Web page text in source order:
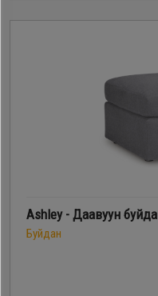
Ashley - Даавуун
Буйдан